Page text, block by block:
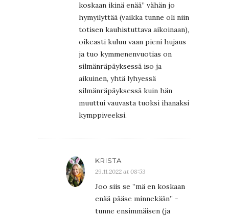
koskaan ikinä enää” vähän jo
hymyilyttää (vaikka tunne oli niin
totisen kauhistuttava aikoinaan),
oikeasti kuluu vaan pieni hujaus
ja tuo kymmenenvuotias on
silmänräpäyksessä iso ja
aikuinen, yhtä lyhyessä
silmänräpäyksessä kuin hän
muuttui vauvasta tuoksi ihanaksi
kymppiveeksi.
KRISTA
29.11.2022 at 08:53
Joo siis se ”mä en koskaan
enää pääse minnekään” -
tunne ensimmäisen (ja